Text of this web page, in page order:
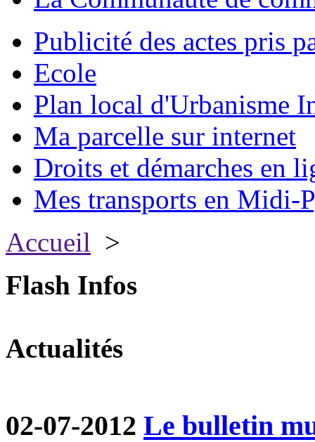
Publicité des actes pris
Ecole
Plan local d'Urbanisme
Ma parcelle sur internet
Droits et démarches en
Mes transports en Midi-
Accueil >
Flash Infos
Actualités
02-07-2012 Le bulletin